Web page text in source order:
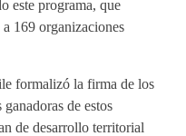
este programa, que
169 organizaciones
formalizó la firma de los
de estos
de desarrollo territorial